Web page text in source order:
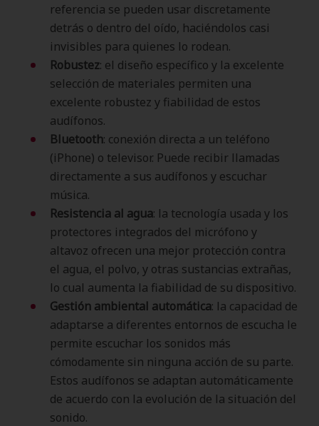
referencia se pueden usar discretamente
detrás o dentro del oído, haciéndolos casi
invisibles para quienes lo rodean.
Robustez: el diseño específico y la excelente
selección de materiales permiten una
excelente robustez y fiabilidad de estos
audífonos.
Bluetooth: conexión directa a un teléfono
(iPhone) o televisor. Puede recibir llamadas
directamente a sus audífonos y escuchar
música.
Resistencia al agua: la tecnología usada y los
protectores integrados del micrófono y
altavoz ofrecen una mejor protección contra
el agua, el polvo, y otras sustancias extrañas,
lo cual aumenta la fiabilidad de su dispositivo.
Gestión ambiental automática: la capacidad de
adaptarse a diferentes entornos de escucha le
permite escuchar los sonidos más
cómodamente sin ninguna acción de su parte.
Estos audífonos se adaptan automáticamente
de acuerdo con la evolución de la situación del
sonido.